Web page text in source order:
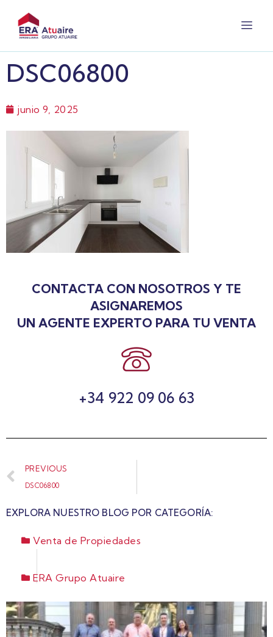
DSC06800
junio 9, 2025
CONTACTA CON NOSOTROS Y TE
ASIGNAREMOS
UN AGENTE EXPERTO PARA TU VENTA
+34 922 09 06 63
PREVIOUS
DSC06800
EXPLORA NUESTRO BLOG POR CATEGORÍA:
Venta de Propiedades
ERA Grupo Atuaire